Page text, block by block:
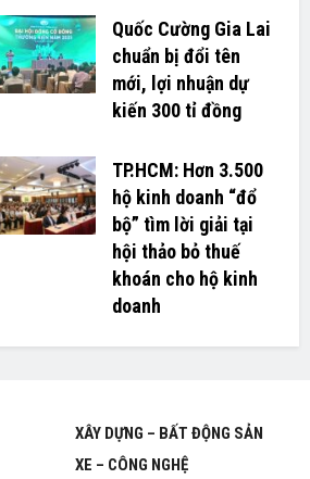
Quốc Cường Gia Lai
chuẩn bị đổi tên
mới, lợi nhuận dự
kiến 300 tỉ đồng
TP.HCM: Hơn 3.500
hộ kinh doanh “đổ
bộ” tìm lời giải tại
hội thảo bỏ thuế
khoán cho hộ kinh
doanh
XÂY DỰNG – BẤT ĐỘNG SẢN
XE – CÔNG NGHỆ